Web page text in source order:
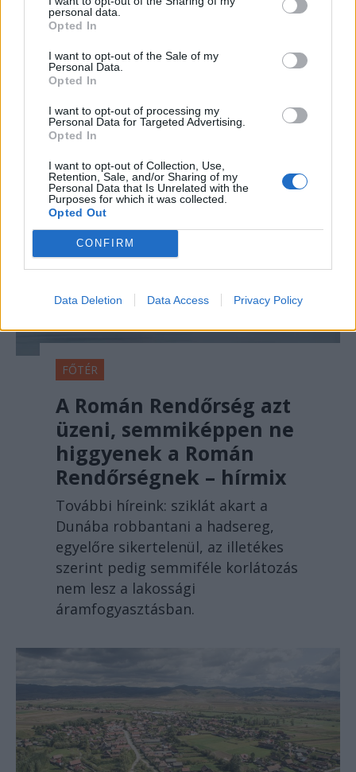
personal data.
Opted In
I want to opt-out of the Sale of my
Personal Data.
Opted In
I want to opt-out of processing my
Personal Data for Targeted Advertising.
Opted In
I want to opt-out of Collection, Use,
Retention, Sale, and/or Sharing of my
Personal Data that Is Unrelated with the
Purposes for which it was collected.
Opted Out
CONFIRM
Data Deletion Data Access Privacy Policy
Majka életveszélyes fenyegetést
kapott, és emiatt lemondta a
sepsiszentgyörgyi SIC Fesztre
tervezett koncertjét. Majka ezt
szerdán a Facebook-oldalán jelentette
be.
FŐTÉR
A Román Rendőrség azt
üzeni, semmiképpen ne
higgyenek a Román
Rendőrségnek – hírmix
További híreink: sziklát akart a
Dunába robbantani a hadsereg,
egyelőre sikertelenül, az illetékes
szerint pedig semmiféle korlátozás
nem lesz a lakossági
áramfogyasztásban.